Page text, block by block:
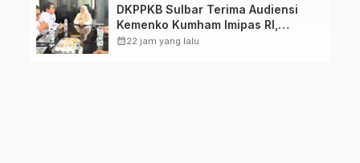
DKPPKB Sulbar Terima Audiensi
Kemenko Kumham Imipas RI,
Perkuat Pelayanan Kesehatan bagi
calendar_month22 jam yang lalu